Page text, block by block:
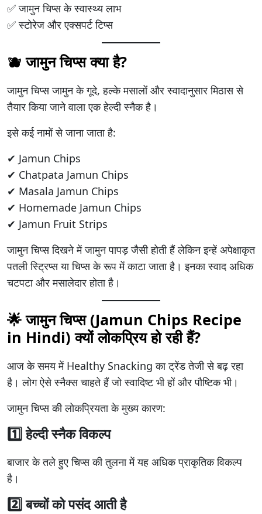
✅ जामुन चिप्स के स्वास्थ्य लाभ
✅ स्टोरेज और एक्सपर्ट टिप्स
🫐 जामुन चिप्स क्या है?
जामुन चिप्स जामुन के गूदे, हल्के मसालों और स्वादानुसार मिठास से
तैयार किया जाने वाला एक हेल्दी स्नैक है।
इसे कई नामों से जाना जाता है:
✔ Jamun Chips
✔ Chatpata Jamun Chips
✔ Masala Jamun Chips
✔ Homemade Jamun Chips
✔ Jamun Fruit Strips
जामुन चिप्स दिखने में जामुन पापड़ जैसी होती हैं लेकिन इन्हें अपेक्षाकृत
पतली स्ट्रिप्स या चिप्स के रूप में काटा जाता है। इनका स्वाद अधिक
चटपटा और मसालेदार होता है।
🌟 जामुन चिप्स (Jamun Chips Recipe
in Hindi) क्यों लोकप्रिय हो रही हैं?
आज के समय में Healthy Snacking का ट्रेंड तेजी से बढ़ रहा
है। लोग ऐसे स्नैक्स चाहते हैं जो स्वादिष्ट भी हों और पौष्टिक भी।
जामुन चिप्स की लोकप्रियता के मुख्य कारण:
1️⃣ हेल्दी स्नैक विकल्प
बाजार के तले हुए चिप्स की तुलना में यह अधिक प्राकृतिक विकल्प
है।
2️⃣ बच्चों को पसंद आती है